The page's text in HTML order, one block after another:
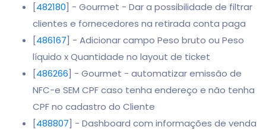
[482180] - Gourmet - Dar a possibilidade de filtrar
clientes e fornecedores na retirada conta paga
[486167] - Adicionar campo Peso bruto ou Peso
líquido x Quantidade no layout de ticket
[486266] - Gourmet - automatizar emissão de
NFC-e SEM CPF caso tenha endereço e não tenha
CPF no cadastro do Cliente
[488807] - Dashboard com informações de venda